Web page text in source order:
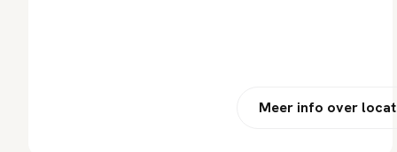
Meer info over